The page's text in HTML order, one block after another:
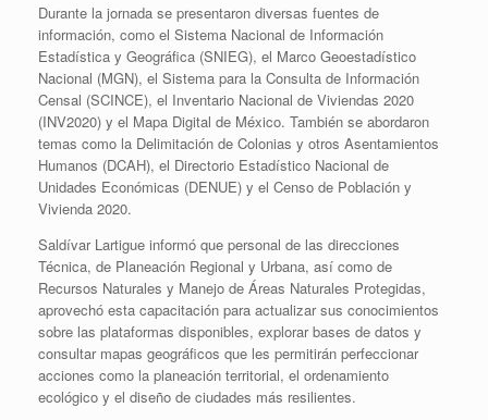
Durante la jornada se presentaron diversas fuentes de
información, como el Sistema Nacional de Información
Estadística y Geográfica (SNIEG), el Marco Geoestadístico
Nacional (MGN), el Sistema para la Consulta de Información
Censal (SCINCE), el Inventario Nacional de Viviendas 2020
(INV2020) y el Mapa Digital de México. También se abordaron
temas como la Delimitación de Colonias y otros Asentamientos
Humanos (DCAH), el Directorio Estadístico Nacional de
Unidades Económicas (DENUE) y el Censo de Población y
Vivienda 2020.
Saldívar Lartigue informó que personal de las direcciones
Técnica, de Planeación Regional y Urbana, así como de
Recursos Naturales y Manejo de Áreas Naturales Protegidas,
aprovechó esta capacitación para actualizar sus conocimientos
sobre las plataformas disponibles, explorar bases de datos y
consultar mapas geográficos que les permitirán perfeccionar
acciones como la planeación territorial, el ordenamiento
ecológico y el diseño de ciudades más resilientes.